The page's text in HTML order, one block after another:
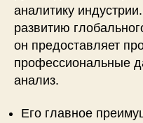
аналитику
развитию
он предоставляет
профессиональные
анализ.
Его главное